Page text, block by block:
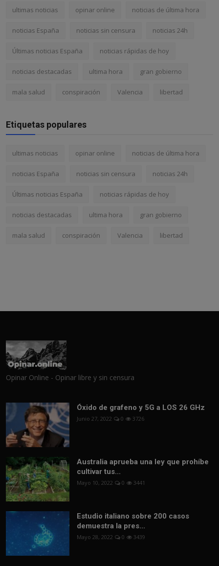
ultimas noticias opinar online noticias de última hora
noticias España noticias sin censura noticias 24h
Últimas noticias España noticias rápidas de hoy
noticias destacadas ultima hora gran gobierno
mala salud conspiración Valencia libertad
Etiquetas populares
ultimas noticias opinar online noticias de última hora
noticias España noticias sin censura noticias 24h
Últimas noticias España noticias rápidas de hoy
noticias destacadas ultima hora gran gobierno
mala salud conspiración Valencia libertad
Opinar Online - Opinar libre y sin censura
Óxido de grafeno y 5G a LOS 26 GHz
Junio 27, 2022 0 3726
Australia aprueba una ley que prohíbe
cultivar tus...
Mayo 10, 2022 0 3441
Estudio italiano sobre 200 casos
demuestra la pres...
Mayo 28, 2022 0 3439